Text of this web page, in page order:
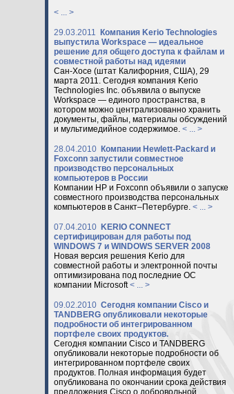
< ... >
29.03.2011
Компания Kerio Technologies
выпустила Workspace — идеальное
решение для общего доступа к файлам и
совместной работы над идеями
Сан-Хосе (штат Калифорния, США), 29
марта 2011. Сегодня компания Kerio
Technologies Inc. объявила о выпуске
Workspace — единого пространства, в
котором можно централизованно хранить
документы, файлы, материалы обсуждений
и мультимедийное содержимое. < ... >
28.04.2010 Компании Hewlett-Packard и
Foxconn запустили совместное
производство персональных
компьютеров в России
Компании HP и Foxconn объявили о запуске
совместного производства персональных
компьютеров в Санкт–Петербурге. < ... >
07.04.2010 KERIO CONNECT
сертифицирован для работы под
WINDOWS 7 и WINDOWS SERVER 2008
Новая версия решения Kerio для
совместной работы и электронной почты
оптимизирована под последние ОС
компании Microsoft< ... >
09.02.2010 Сегодня компании Cisco и
TANDBERG опубликовали некоторые
подробности об интегрированном
портфеле своих продуктов.
Сегодня компании Cisco и TANDBERG
опубликовали некоторые подробности об
интегрированном портфеле своих
продуктов. Полная информация будет
опубликована по окончании срока действия
предложения Cisco о добровольной